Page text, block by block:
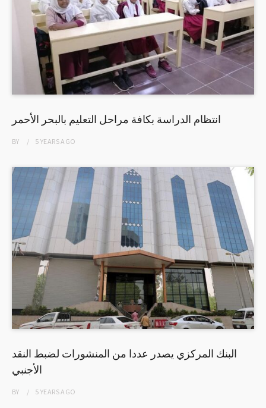
انتظام الدراسة بكافة مراحل التعليم بالبحر الأحمر
BY 5 YEARSAGO
البنك المركزي يصدر عددا من المنشورات لضبط النقد
الأجنبي
BY 5 YEARSAGO